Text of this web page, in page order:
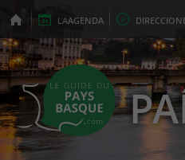
LAAGENDA